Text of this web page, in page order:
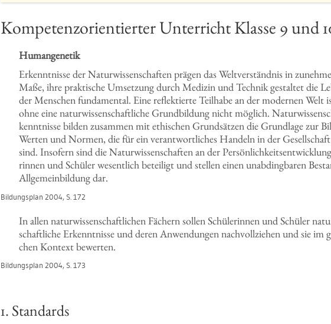
Kom­pe­tenz­ori­en­tier­ter Un­ter­richt Klas­se 9 und
Hu­man­ge­ne­tik
Er­kennt­nis­se der Na­tur­wis­sen­schaf­ten prä­gen das Welt­ver­ständ­nis in
Maße, ihre prak­ti­sche Um­set­zung durch Me­di­zin und Tech­nik ge­stal­tet die
der Men­schen fun­da­men­tal. Eine re­flek­tier­te Teil­ha­be an der mo­der­nen Welt
ohne eine na­tur­wis­sen­schaft­li­che Grund­bil­dung nicht mög­lich.
kennt­nis­se bil­den zu­sam­men mit ethi­schen Grund­sät­zen die Grund­la­ge zur
Wer­ten und Nor­men, die für ein ver­ant­wort­li­ches Han­deln in der
sind. In­so­fern sind die Na­tur­wis­sen­schaf­ten an der
rin­nen und Schü­ler we­sent­lich be­tei­ligt und stel­len einen un­ab­ding­ba­ren
All­ge­mein­bil­dung dar.
Bil­dungs­plan 2004, S. 172
In allen na­tur­wis­sen­schaft­li­chen Fä­chern sol­len Schü­le­rin­nen und Schü­ler
schaft­li­che Er­kennt­nis­se und deren An­wen­dun­gen nach­voll­zie­hen und sie im
chen Kon­text be­wer­ten.
Bil­dungs­plan 2004, S. 173
1. Stan­dards